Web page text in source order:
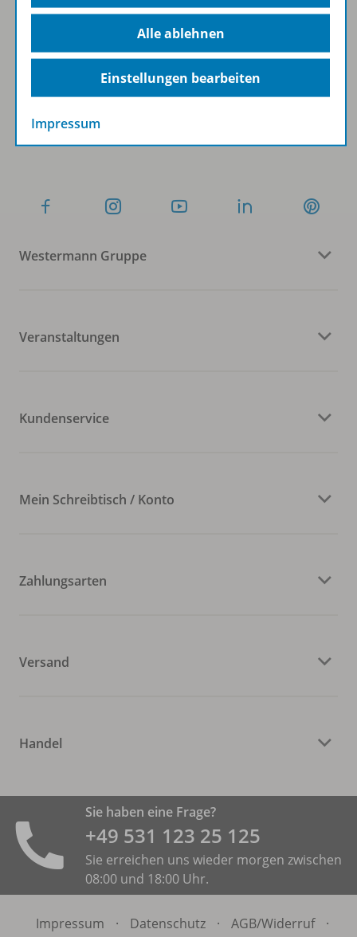
Sofort profitieren
Folgen Sie uns auf Social Media
Westermann Gruppe
Veranstaltungen
Kundenservice
Mein Schreibtisch / Konto
Zahlungsarten
Versand
Handel
Sie haben eine Frage?
+49 531 ­123 25 125
Sie erreichen uns wieder morgen zwischen
08:00 und 18:00 Uhr.
Impressum · Datenschutz · AGB/Widerruf
·
Alle ablehnen
Einstellungen bearbeiten
Impressum